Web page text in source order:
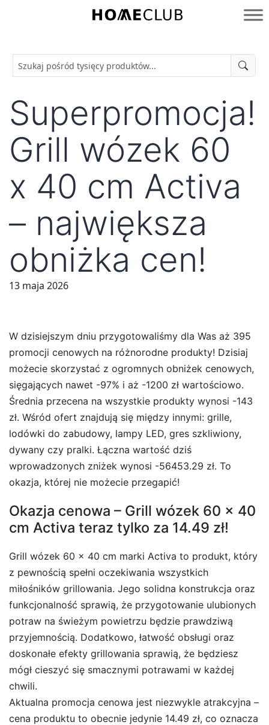
Homeclub
Superpromocja!
Grill wózek 60
x 40 cm Activa
– największa
obniżka cen!
13 maja 2026
W dzisiejszym dniu przygotowaliśmy dla Was aż 395
promocji cenowych na różnorodne produkty! Dzisiaj
możecie skorzystać z ogromnych obniżek cenowych,
sięgających nawet -97% i aż -1200 zł wartościowo.
Średnia przecena na wszystkie produkty wynosi -143
zł. Wśród ofert znajdują się między innymi: grille,
lodówki do zabudowy, lampy LED, gres szkliwiony,
dywany czy pralki. Łączna wartość dziś
wprowadzonych zniżek wynosi -56453.29 zł. To
okazja, której nie możecie przegapić!
Okazja cenowa – Grill wózek 60 x 40
cm Activa teraz tylko za 14.49 zł!
Grill wózek 60 x 40 cm marki Activa to produkt, który
z pewnością spełni oczekiwania wszystkich
miłośników grillowania. Jego solidna konstrukcja oraz
funkcjonalność sprawią, że przygotowanie ulubionych
potraw na świeżym powietrzu będzie prawdziwą
przyjemnością. Dodatkowo, łatwość obsługi oraz
doskonałe efekty grillowania sprawią, że będziesz
mógł cieszyć się smacznymi potrawami w każdej
chwili.
Aktualna promocja cenowa jest niezwykle atrakcyjna –
cena produktu to obecnie jedynie 14.49 zł, co oznacza